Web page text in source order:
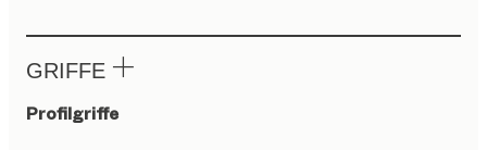
GRIFFE
Profilgriffe